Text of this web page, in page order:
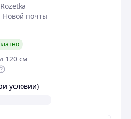
Новой почты
120 см
условии)